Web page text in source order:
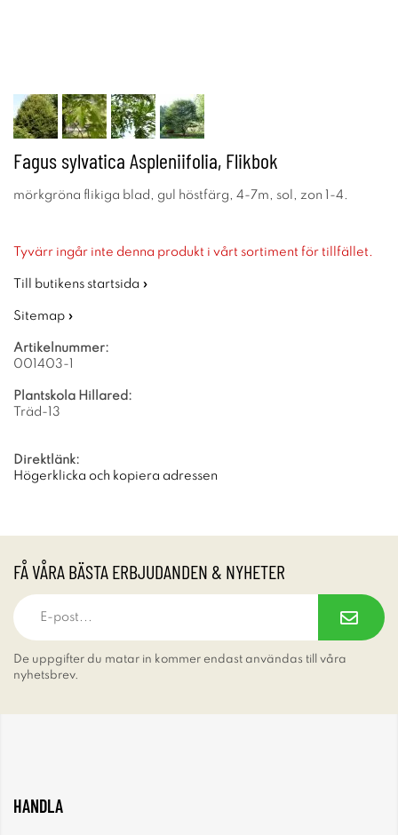
Fagus sylvatica Aspleniifolia, Flikbok
mörkgröna flikiga blad, gul höstfärg, 4-7m, sol, zon 1-4.
Tyvärr ingår inte denna produkt i vårt sortiment för tillfället.
Till butikens startsida »
Sitemap »
Artikelnummer:
001403-1
Plantskola Hillared:
Träd-13
Direktlänk:
Högerklicka och kopiera adressen
FÅ VÅRA BÄSTA ERBJUDANDEN & NYHETER
De uppgifter du matar in kommer endast användas till våra
nyhetsbrev.
HANDLA